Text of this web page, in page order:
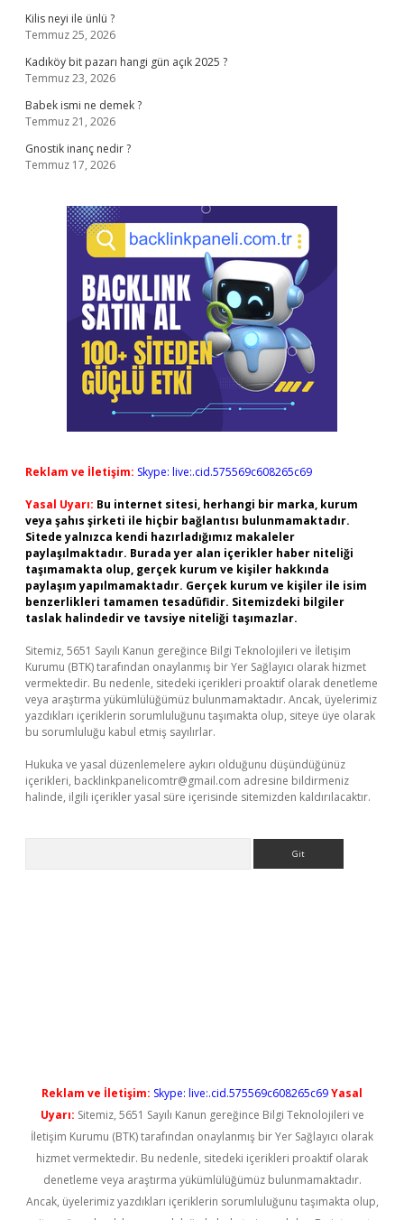
Kilis neyi ile ünlü ?
Temmuz 25, 2026
Kadıköy bit pazarı hangi gün açık 2025 ?
Temmuz 23, 2026
Babek ismi ne demek ?
Temmuz 21, 2026
Gnostik inanç nedir ?
Temmuz 17, 2026
Reklam ve İletişim: Skype: live:.cid.575569c608265c69
Yasal Uyarı: Bu internet sitesi, herhangi bir marka, kurum
veya şahıs şirketi ile hiçbir bağlantısı bulunmamaktadır.
Sitede yalnızca kendi hazırladığımız makaleler
paylaşılmaktadır. Burada yer alan içerikler haber niteliği
taşımamakta olup, gerçek kurum ve kişiler hakkında
paylaşım yapılmamaktadır. Gerçek kurum ve kişiler ile isim
benzerlikleri tamamen tesadüfidir. Sitemizdeki bilgiler
taslak halindedir ve tavsiye niteliği taşımazlar.
Sitemiz, 5651 Sayılı Kanun gereğince Bilgi Teknolojileri ve İletişim
Kurumu (BTK) tarafından onaylanmış bir Yer Sağlayıcı olarak hizmet
vermektedir. Bu nedenle, sitedeki içerikleri proaktif olarak denetleme
veya araştırma yükümlülüğümüz bulunmamaktadır. Ancak, üyelerimiz
yazdıkları içeriklerin sorumluluğunu taşımakta olup, siteye üye olarak
bu sorumluluğu kabul etmiş sayılırlar.
Hukuka ve yasal düzenlemelere aykırı olduğunu düşündüğünüz
içerikleri, backlinkpanelicomtr@gmail.com adresine bildirmeniz
halinde, ilgili içerikler yasal süre içerisinde sitemizden kaldırılacaktır.
Reklam ve İletişim: Skype: live:.cid.575569c608265c69Yasal
Uyarı: Sitemiz, 5651 Sayılı Kanun gereğince Bilgi Teknolojileri ve
İletişim Kurumu (BTK) tarafından onaylanmış bir Yer Sağlayıcı olarak
hizmet vermektedir. Bu nedenle, sitedeki içerikleri proaktif olarak
denetleme veya araştırma yükümlülüğümüz bulunmamaktadır.
Ancak, üyelerimiz yazdıkları içeriklerin sorumluluğunu taşımakta olup,